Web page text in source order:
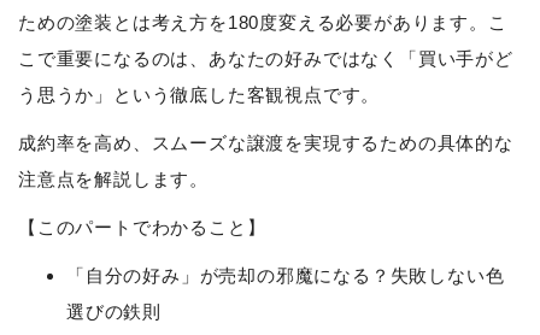
ための塗装とは考え方を180度変える必要があります。こ
こで重要になるのは、あなたの好みではなく「買い手がど
う思うか」という徹底した客観視点です。
成約率を高め、スムーズな譲渡を実現するための具体的な
注意点を解説します。
【このパートでわかること】
「自分の好み」が売却の邪魔になる？失敗しない色
選びの鉄則